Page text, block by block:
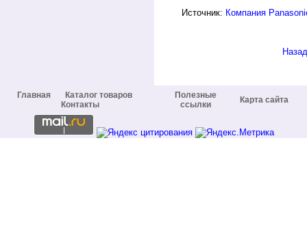
Источник: Компания
Главная
Каталог товаров
Контакты
Полезные
ссылки
Карта сайта